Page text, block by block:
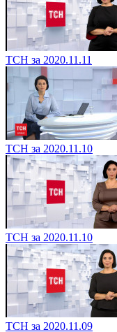
ТСН за 2020.11.11
ТСН за 2020.11.10
ТСН за 2020.11.10
ТСН за 2020.11.09